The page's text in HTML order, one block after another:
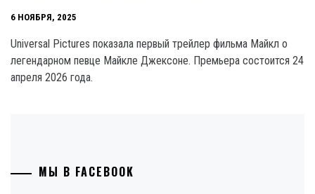
6 НОЯБРЯ, 2025
Universal Pictures показала первый трейлер фильма Майкл о
легендарном певце Майкле Джексоне. Премьера состоится 24
апреля 2026 года.
МЫ В FACEBOOK